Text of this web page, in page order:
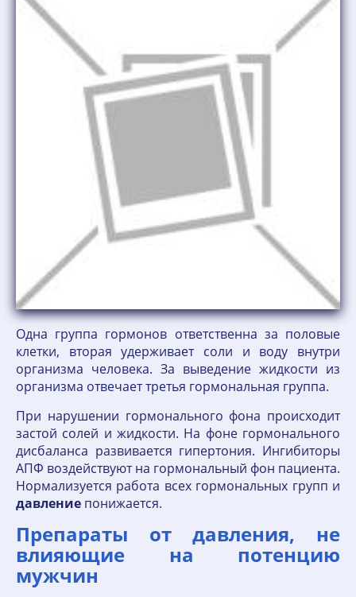
Одна группа гормонов ответственна за половые
клетки, вторая удерживает соли и воду внутри
организма человека. За выведение жидкости из
организма отвечает третья гормональная группа.
При нарушении гормонального фона происходит
застой солей и жидкости. На фоне гормонального
дисбаланса развивается гипертония. Ингибиторы
АПФ воздействуют на гормональный фон пациента.
Нормализуется работа всех гормональных групп и
давление понижается.
Препараты от давления, не
влияющие на потенцию
мужчин